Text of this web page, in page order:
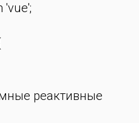
'vue';
реактивные